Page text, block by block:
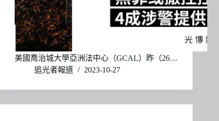
美國喬治城大學亞洲法中心（GCAL）昨（26…
追光者報道
2023-10-27